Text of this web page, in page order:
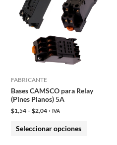
FABRICANTE
Bases CAMSCO para Relay
(Pines Planos) 5A
$1,54 – $2,04+ IVA
Seleccionar opciones
tiene
múltiples
elegir